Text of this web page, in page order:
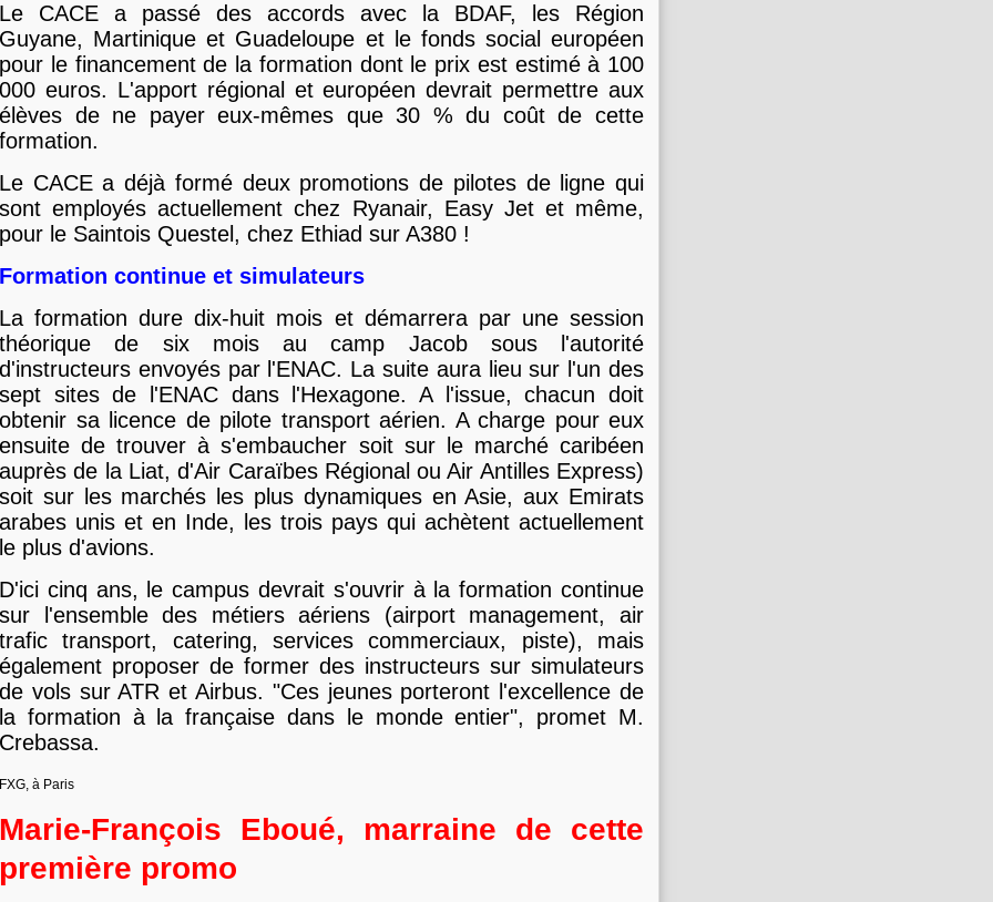
Le CACE a passé des accords avec la BDAF, les Région
Guyane, Martinique et Guadeloupe et le fonds social européen
pour le financement de la formation dont le prix est estimé à 100
000 euros. L'apport régional et européen devrait permettre aux
élèves de ne payer eux-mêmes que 30 % du coût de cette
formation.
Le CACE a déjà formé deux promotions de pilotes de ligne qui
sont employés actuellement chez Ryanair, Easy Jet et même,
pour le Saintois Questel, chez Ethiad sur A380 !
Formation continue et simulateurs
La formation dure dix-huit mois et démarrera par une session
théorique de six mois au camp Jacob sous l'autorité
d'instructeurs envoyés par l'ENAC. La suite aura lieu sur l'un des
sept sites de l'ENAC dans l'Hexagone. A l'issue, chacun doit
obtenir sa licence de pilote transport aérien. A charge pour eux
ensuite de trouver à s'embaucher soit sur le marché caribéen
auprès de la Liat, d'Air Caraïbes Régional ou Air Antilles Express)
soit sur les marchés les plus dynamiques en Asie, aux Emirats
arabes unis et en Inde, les trois pays qui achètent actuellement
le plus d'avions.
D'ici cinq ans, le campus devrait s'ouvrir à la formation continue
sur l'ensemble des métiers aériens (airport management, air
trafic transport, catering, services commerciaux, piste), mais
également proposer de former des instructeurs sur simulateurs
de vols sur ATR et Airbus. "Ces jeunes porteront l'excellence de
la formation à la française dans le monde entier", promet M.
Crebassa.
FXG, à Paris
Marie-François Eboué, marraine de cette
première promo